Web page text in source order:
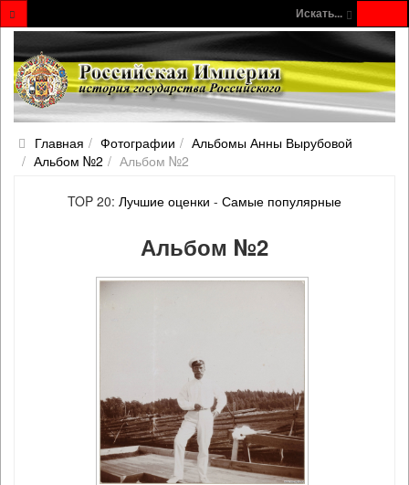
Искать...
Главная Фотографии
Альбомы Анны Вырубовой
Альбом №2
Альбом №2
TOP 20: Лучшие оценки - Самые популярные
Альбом №2